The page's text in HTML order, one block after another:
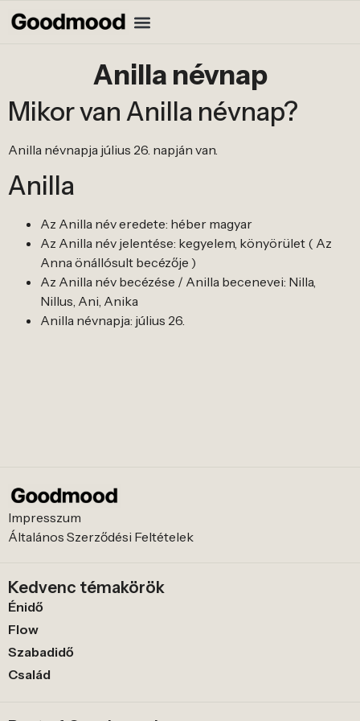
Anilla névnap
Mikor van Anilla névnap?
Anilla névnapja július 26. napján van.
Anilla
Az Anilla név eredete: héber magyar
Az Anilla név jelentése: kegyelem, könyörület ( Az
Anna önállósult becézője )
Az Anilla név becézése / Anilla becenevei: Nilla,
Nillus, Ani, Anika
Anilla névnapja: július 26.
Impresszum
Általános Szerződési Feltételek
Kedvenc témakörök
Énidő
Flow
Szabadidő
Család